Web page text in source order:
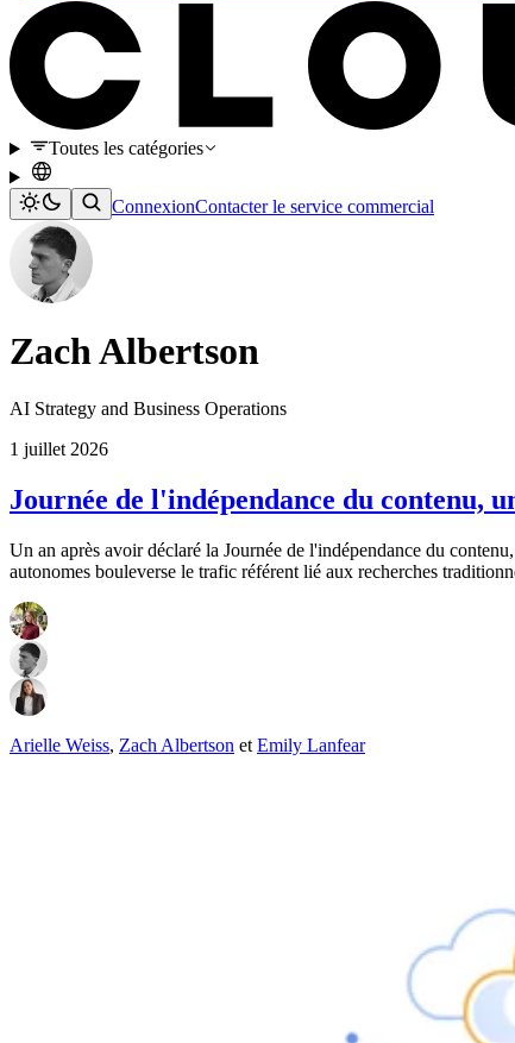
Toutes les catégories
ConnexionContacter le service commercial
Zach Albertson
AI Strategy and Business Operations
1 juillet 2026
Journée de l'indépendance du contenu,
Un an après avoir déclaré la Journée de l'indépendance du
autonomes bouleverse le trafic référent lié aux recherches
Arielle Weiss, Zach Albertson et Emily Lanfear